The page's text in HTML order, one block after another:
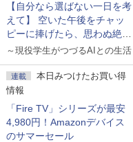
【自分なら選ばない一日を考
えて】 空いた午後をチャッ
ピーに捧げたら、思わぬ絶景
に出会った話
～現役学生がつづるAIとの生活
連載
本日みつけたお買い得
情報
「Fire TV」シリーズが最安
4,980円！Amazonデバイス
のサマーセール